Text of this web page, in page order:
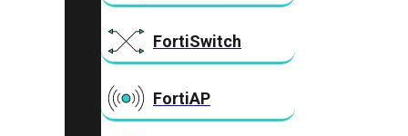
FortiSwitch
FortiAP